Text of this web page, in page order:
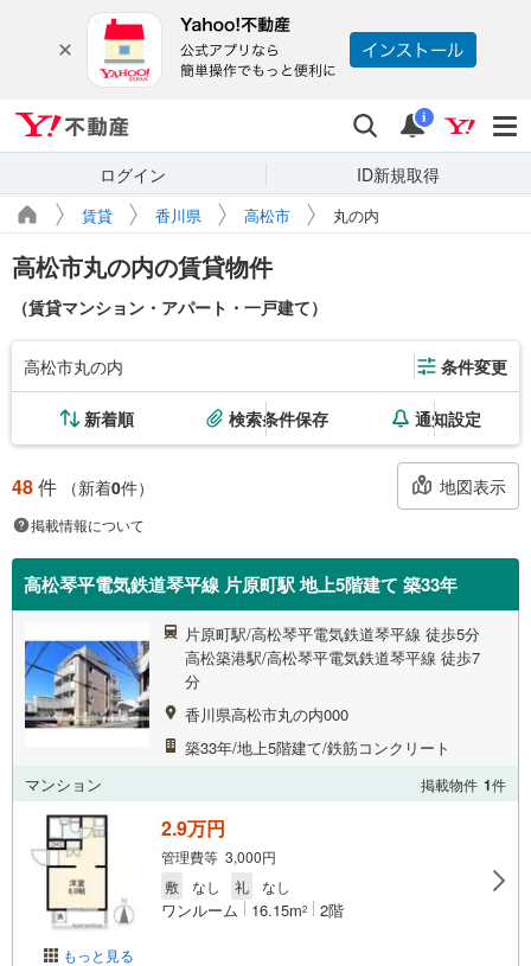
検索 通知
i
ログイン ID新規取得
賃貸 香川県 高松市 丸の内
高松市丸の内の賃貸物件
（賃貸マンション・アパート・一戸建て）
高松市丸の内 条件変更
新着順 検索条件保存 通知設定
48件 （新着0件） 地図表示
掲載情報について
高松琴平電気鉄道琴平線 片原町駅 地上5階建て 築33年
片原町駅/高松琴平電気鉄道琴平線 徒歩5分
高松築港駅/高松琴平電気鉄道琴平線 徒歩7
分
香川県高松市丸の内000
築33年/地上5階建て/鉄筋コンクリート
マンション
掲載物件 1件
もっと見る
2.9万円
管理費等 3,000円
敷
なし 礼 なし
ワンルーム 16.15m2 2階